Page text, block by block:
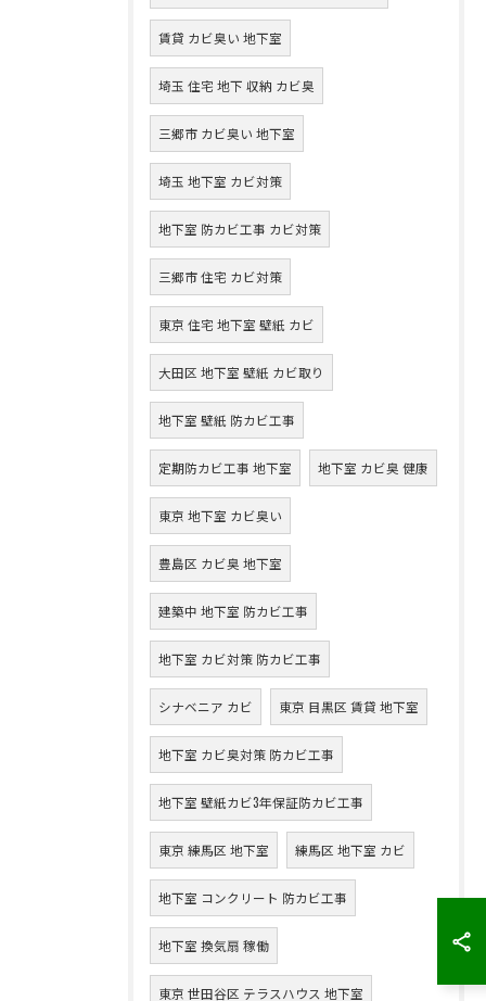
賃貸 カビ臭い 地下室
埼玉 住宅 地下 収納 カビ臭
三郷市 カビ臭い 地下室
埼玉 地下室 カビ対策
地下室 防カビ工事 カビ対策
三郷市 住宅 カビ対策
東京 住宅 地下室 壁紙 カビ
大田区 地下室 壁紙 カビ取り
地下室 壁紙 防カビ工事
定期防カビ工事 地下室 地下室 カビ臭 健康
東京 地下室 カビ臭い
豊島区 カビ臭 地下室
建築中 地下室 防カビ工事
地下室 カビ対策 防カビ工事
シナベニア カビ 東京 目黒区 賃貸 地下室
地下室 カビ臭対策 防カビ工事
地下室 壁紙カビ3年保証防カビ工事
東京 練馬区 地下室 練馬区 地下室 カビ
地下室 コンクリート 防カビ工事
地下室 換気扇 稼働
東京 世田谷区 テラスハウス 地下室